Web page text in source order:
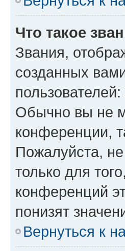
Что такое
Звания,
созданных
Обычно вы не
конференции,
Пожалуйста,
только для
конференций
понизят
Вернуться к